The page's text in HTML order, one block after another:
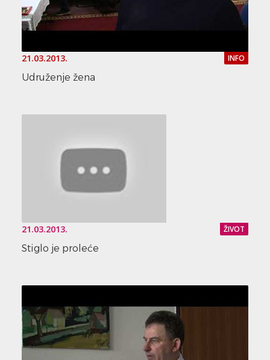
21.03.2013. INFO
Udruženje žena
21.03.2013. ŽIVOT
Stiglo je proleće